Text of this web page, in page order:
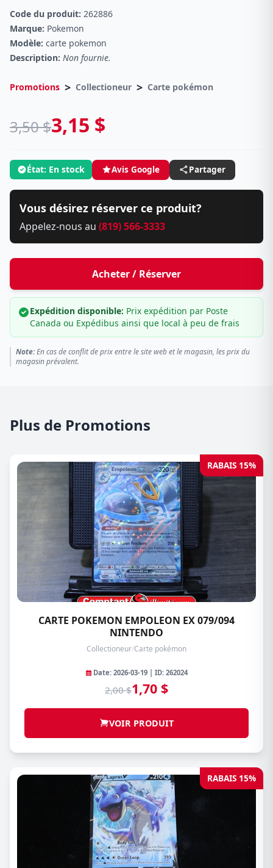
Code du produit: 262886
Marque: Pokemon
Modèle: carte pokemon
Description: Non fournie.
Promotions > Collectioneur > Carte pokémon
3,50 $3,15 $
État: En stock Avis Google Partager
Vous désirez réserver ce produit?
Appelez-nous au (819) 566-3333
Acheter / Réserver
Expédition disponible: Prix expédition par Poste
Canada ou Expédibus ainsi que local à peu de frais
Note:En cas de conflit de prix entre le site web et le magasin, les prix du
magasin prévalent.
Plus de Promotions
RABAIS 15%
CARTE POKEMON EMPOLEON EX 079/094
NINTENDO
Collectioneur/Carte pokémon
Date: 2026-03-19 | ID: 262024
2,00 $1,70 $
VOIR PRODUIT
RABAIS 15%